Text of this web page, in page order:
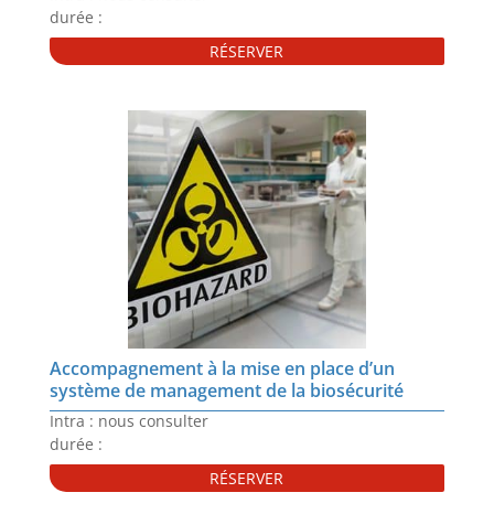
durée :
RÉSERVER
Accompagnement à la mise en place d’un
système de management de la biosécurité
Intra : nous consulter
durée :
RÉSERVER